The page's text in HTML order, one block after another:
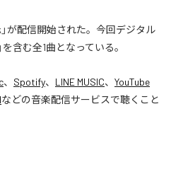
」が配信開始された。今回デジタル
含む全1曲となっている。
、 Spotify、 LINE MUSIC、 YouTube
などの音楽配信サービスで聴くこと